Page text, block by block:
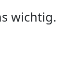
wichtig.